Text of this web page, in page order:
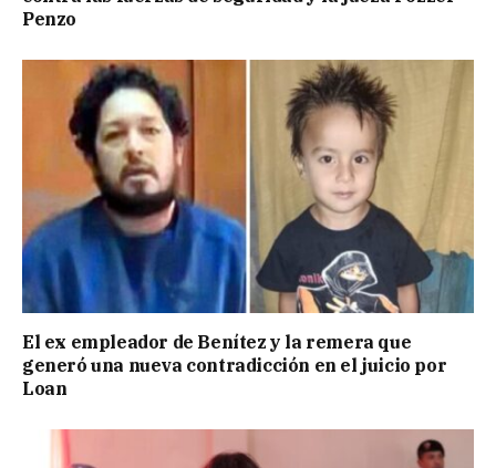
Penzo
El ex empleador de Benítez y la remera que
generó una nueva contradicción en el juicio por
Loan